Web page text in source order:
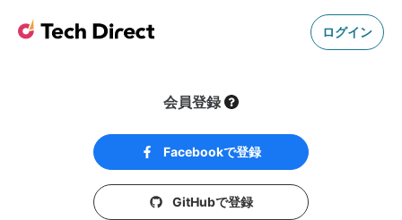
ログイン
会員登録
Facebookで登録
GitHubで登録